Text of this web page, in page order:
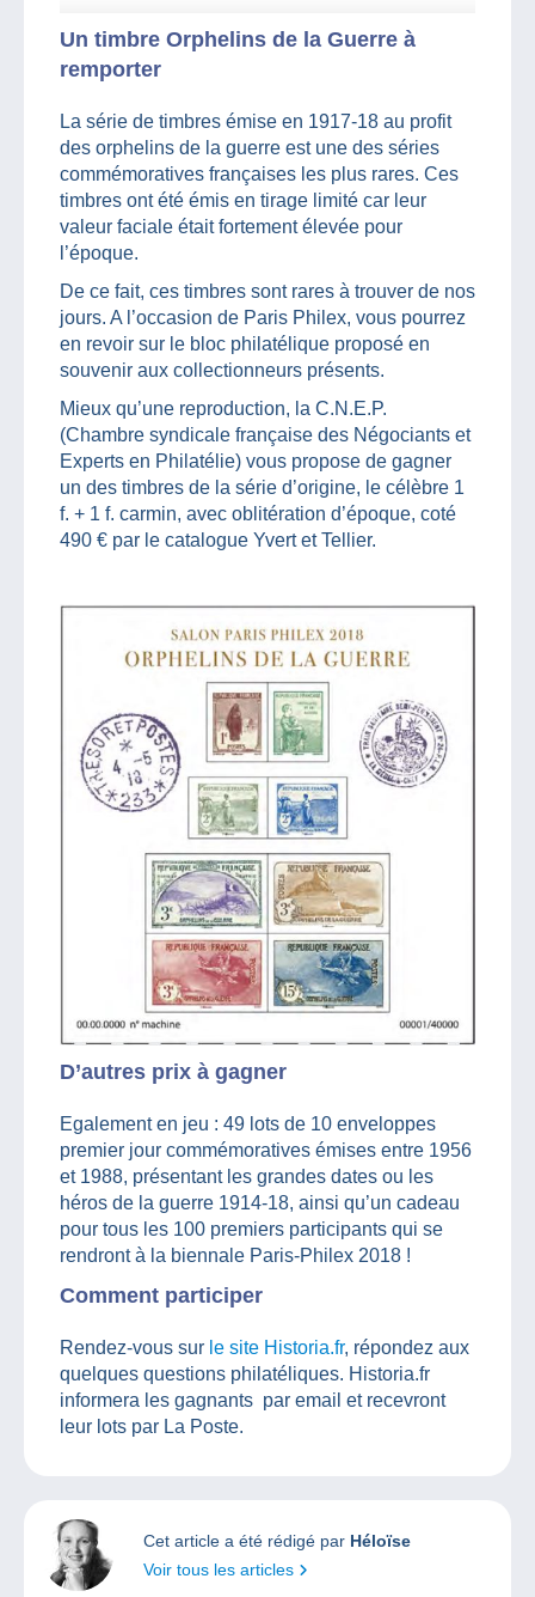
Un timbre Orphelins de la Guerre à
remporter
La série de timbres émise en 1917-18 au profit
des orphelins de la guerre est une des séries
commémoratives françaises les plus rares. Ces
timbres ont été émis en tirage limité car leur
valeur faciale était fortement élevée pour
l’époque.
De ce fait, ces timbres sont rares à trouver de nos
jours. A l’occasion de Paris Philex, vous pourrez
en revoir sur le bloc philatélique proposé en
souvenir aux collectionneurs présents.
Mieux qu’une reproduction, la C.N.E.P.
(Chambre syndicale française des Négociants et
Experts en Philatélie) vous propose de gagner
un des timbres de la série d’origine, le célèbre 1
f. + 1 f. carmin, avec oblitération d’époque, coté
490 € par le catalogue Yvert et Tellier.
D’autres prix à gagner
Egalement en jeu : 49 lots de 10 enveloppes
premier jour commémoratives émises entre 1956
et 1988, présentant les grandes dates ou les
héros de la guerre 1914-18, ainsi qu’un cadeau
pour tous les 100 premiers participants qui se
rendront à la biennale Paris-Philex 2018 !
Comment participer
Rendez-vous sur le site Historia.fr, répondez aux
quelques questions philatéliques. Historia.fr
informera les gagnants par email et recevront
leur lots par La Poste.
Cet article a été rédigé par Héloïse
Voir tous les articles